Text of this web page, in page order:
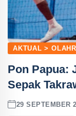
AKTUAL >
Pon Papua:
Sepak
29 SEPTEMBER